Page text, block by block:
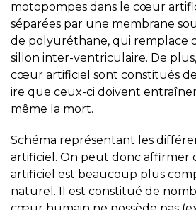
motopompes dans le cœur
séparées par une membrane
de polyuréthane, qui
sillon inter-ventriculaire. De
cœur artificiel sont constitués
ire que ceux-ci doivent
même la mort.
Schéma représentant les
artificiel. On peut donc
artificiel est beaucoup plus
naturel. Il est constitué de